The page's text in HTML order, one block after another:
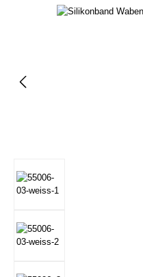
Bildergalerie überspringen